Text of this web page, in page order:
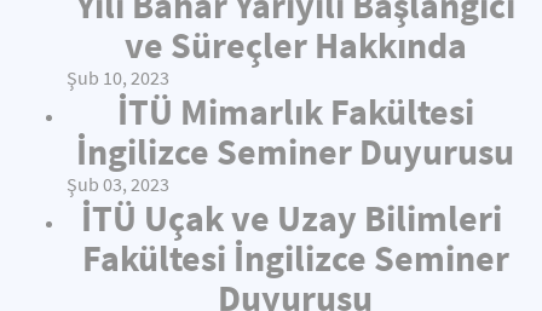
ve Süreçler Hakkında
Şub 10, 2023
İTÜ Mimarlık Fakültesi
İngilizce Seminer Duyurusu
Şub 03, 2023
İTÜ Uçak ve Uzay Bilimleri
Fakültesi İngilizce Seminer
Duyurusu